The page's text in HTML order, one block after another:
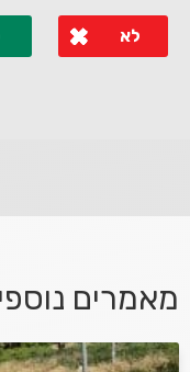
לא
מאמרים